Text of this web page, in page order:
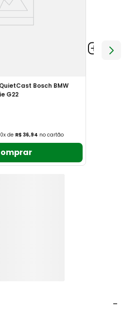
Bosch BMW
G22
x de R$ 36,94 no cartão